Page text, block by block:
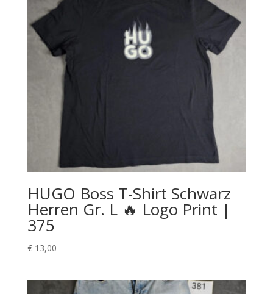
HUGO Boss T-Shirt Schwarz
Herren Gr. L 🔥 Logo Print |
375
€13,00